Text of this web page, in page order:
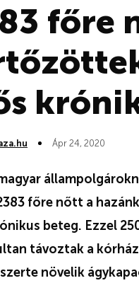
főre
Ápr 24, 2020
főre nőtt a
beteg. Ezzel
távoztak a
növelik